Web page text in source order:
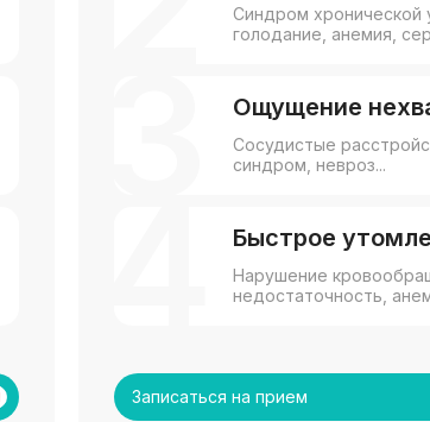
Нарушение
недостаточность,
Быстрое
Сосудистые
синдром, невроз...
Ощущение
Синдром хронической
голодание, анемия,
Записаться на прием